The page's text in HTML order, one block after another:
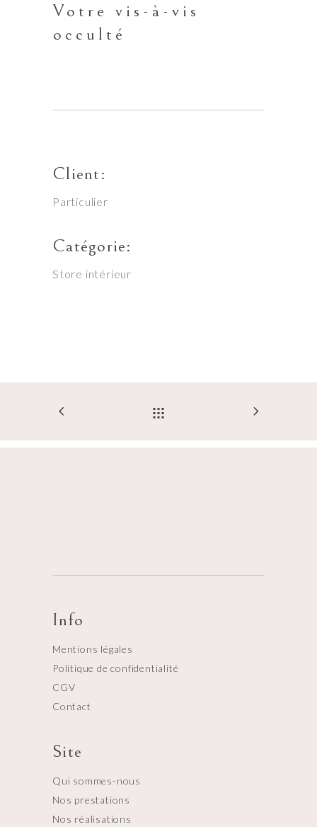
Votre vis-à-vis
occulté
Client:
Particulier
Catégorie:
Store intérieur
Info
Mentions légales
Politique de confidentialité
CGV
Contact
Site
Qui sommes-nous
Nos prestations
Nos réalisations